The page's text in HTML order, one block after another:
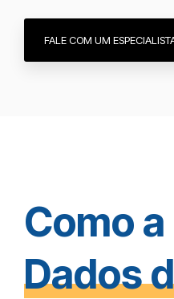
FALE COM UM
Como
Dados